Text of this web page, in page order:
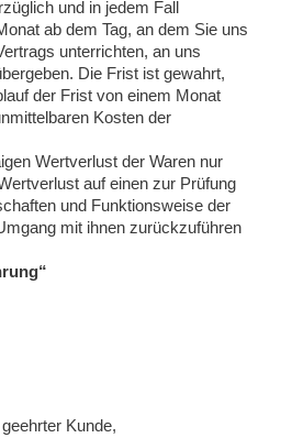
und in jedem Fall
ab dem Tag, an dem Sie uns
unterrichten, an uns
Die Frist ist gewahrt,
der Frist von einem Monat
Kosten der
Wertverlust der Waren nur
auf einen zur Prüfung
und Funktionsweise der
mit ihnen zurückzuführen
Kunde,